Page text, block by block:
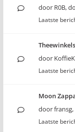
door R0B,
Laatste
Theewinkels
door
Laatste
Moon
doorfransg,
Laatste